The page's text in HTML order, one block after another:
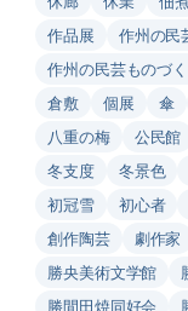
作品展
作州の民
作州の民芸ものづ
倉敷
個展 傘
八重の梅
公民館
冬支度
冬景色
初冠雪
初心者
創作陶芸
劇作家
勝央美術文学館
勝間田焼同好会